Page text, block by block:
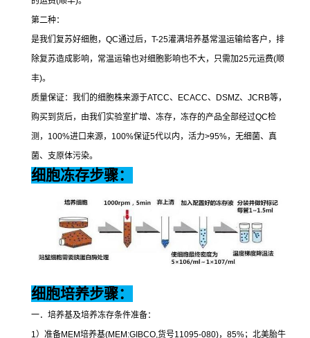
第二种：
是我们复苏好细胞， QC通过后， T-25灌满培养基常温运输给客户，排
除复苏造成影响，常温运输也对细胞影响也不大，只需加25元运费(顺
丰)。
质量保证：我们的细胞株来源于ATCC、 ECACC、 DSMZ、 JCRB等，
购买到货后，由我们实验室扩增、冻存，冻存的产品全部经过QC检
测， 100%进口来源， 100%保证5代以内，活力>95%，无细菌、真
菌、支原体污染。
细胞冻存步骤：
细胞培养步骤：
一．培养基及培养冻存条件准备：
1 ）准备MEM培养基(MEM:GIBCO, 货号11095-080)， 85%；北美胎牛